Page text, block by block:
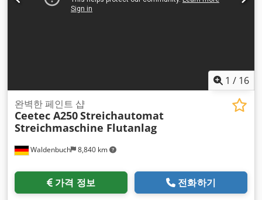
1 / 16
Waldenbuch 8,840 km
완벽한 페인트 샵
Ceetec A250Streichautomat
Streichmaschine Flutanlag
가격 정보 전화하기